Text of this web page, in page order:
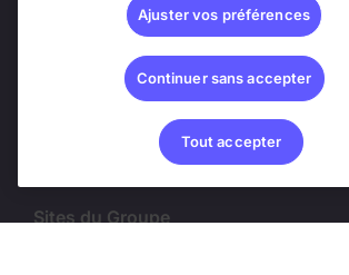
Les avis Google
Nos offres d'emploi
Sites du Groupe
Ajuster vos préférences
Continuer sans accepter
Tout accepter